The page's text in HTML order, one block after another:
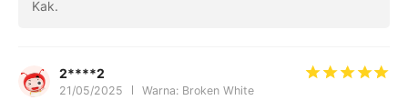
Kak.
2****2
21/05/2025 Warna: Broken White